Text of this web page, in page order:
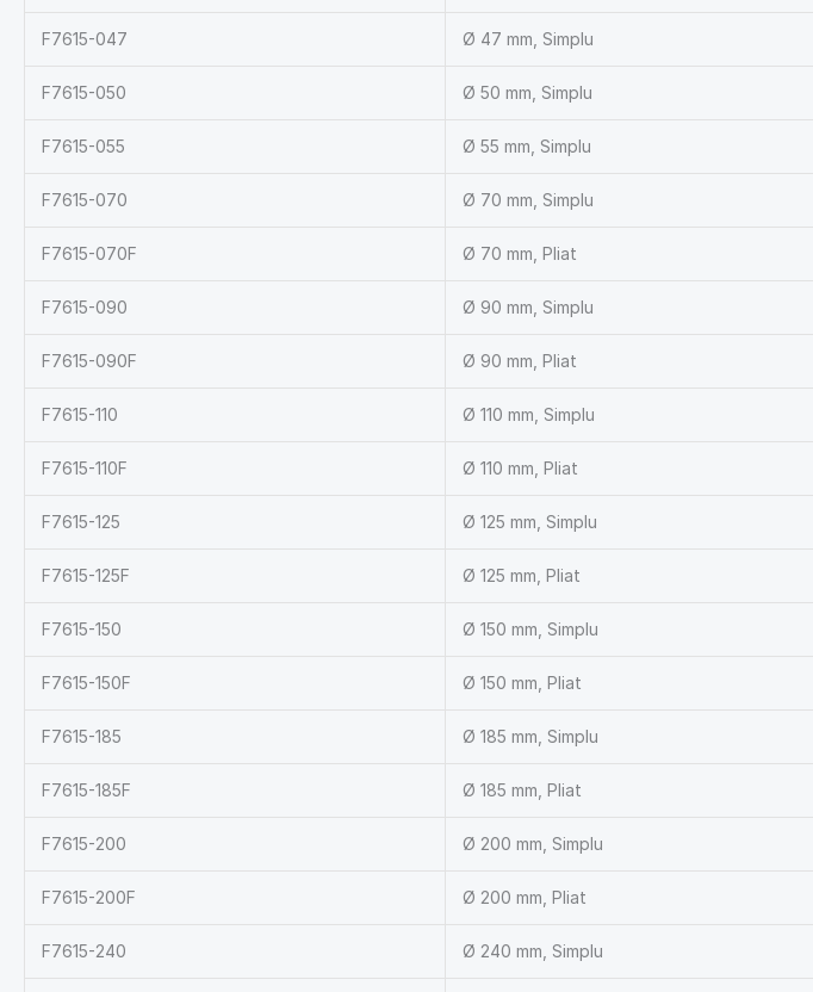
F7615-047 Ø 47 mm, Simplu
F7615-050 Ø 50 mm, Simplu
F7615-055 Ø 55 mm, Simplu
F7615-070 Ø 70 mm, Simplu
F7615-070F Ø 70 mm, Pliat
F7615-090 Ø 90 mm, Simplu
F7615-090F Ø 90 mm, Pliat
F7615-110 Ø 110 mm, Simplu
F7615-110F Ø 110 mm, Pliat
F7615-125 Ø 125 mm, Simplu
F7615-125F Ø 125 mm, Pliat
F7615-150 Ø 150 mm, Simplu
F7615-150F Ø 150 mm, Pliat
F7615-185 Ø 185 mm, Simplu
F7615-185F Ø 185 mm, Pliat
F7615-200 Ø 200 mm, Simplu
F7615-200F Ø 200 mm, Pliat
F7615-240 Ø 240 mm, Simplu